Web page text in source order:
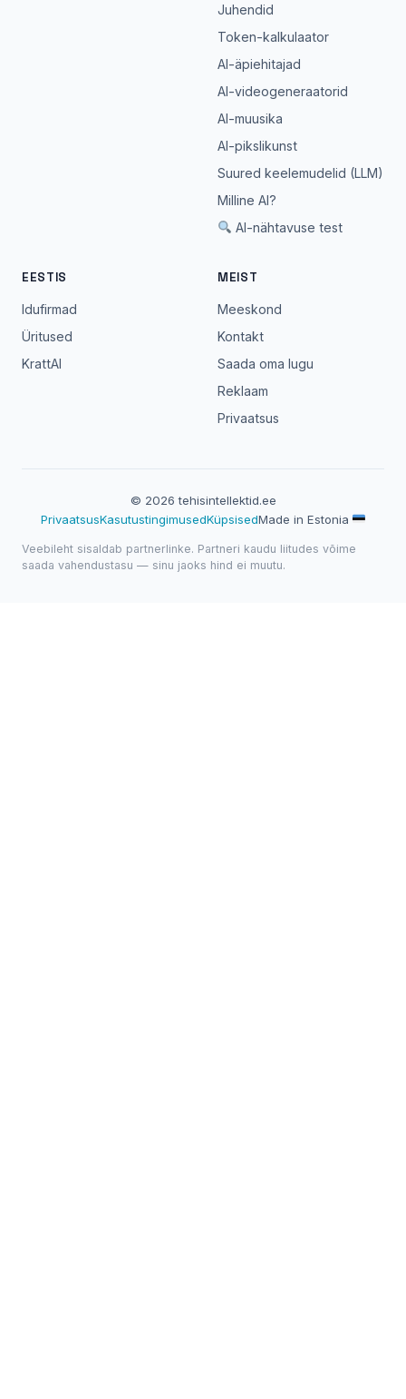
Juhendid
Token-kalkulaator
AI-äpiehitajad
AI-videogeneraatorid
AI-muusika
AI-pikslikunst
Suured keelemudelid (LLM)
Milline AI?
AI-nähtavuse test
EESTIS
Idufirmad
Üritused
KrattAI
MEIST
Meeskond
Kontakt
Saada oma lugu
Reklaam
Privaatsus
© 2026 tehisintellektid.ee
PrivaatsusKasutustingimusedKüpsisedMade in Estonia
Veebileht sisaldab partnerlinke. Partneri kaudu liitudes võime
saada vahendustasu — sinu jaoks hind ei muutu.